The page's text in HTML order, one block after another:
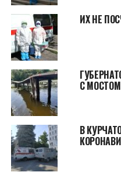
ИХ НЕ
С
В